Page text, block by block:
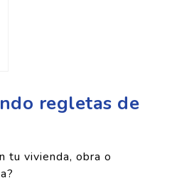
regletas de
tu vivienda, obra o